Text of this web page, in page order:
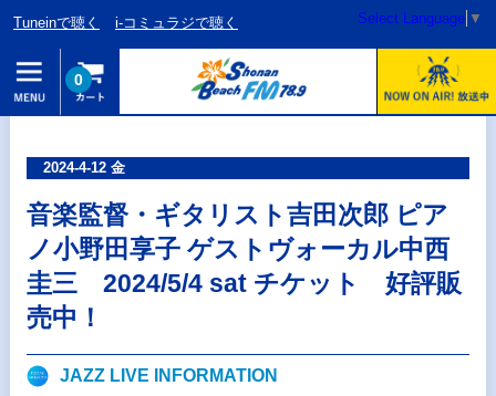
Tuneinで聴く i-コミュラジで聴く Select Language ▼
0
2024-4-12 金
音楽監督・ギタリスト吉田次郎 ピア
ノ小野田享子 ゲストヴォーカル中西
圭三 2024/5/4 sat チケット 好評販
売中！
JAZZ LIVE INFORMATION